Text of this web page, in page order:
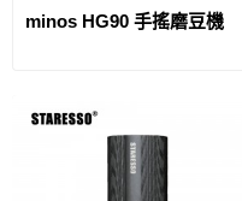
minos HG90 手搖磨豆機